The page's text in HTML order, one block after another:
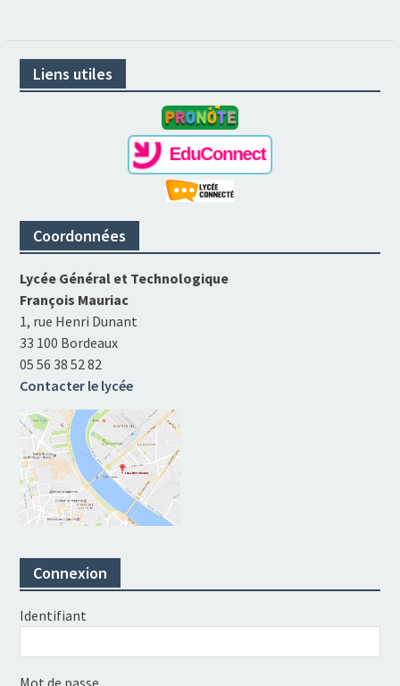
Liens utiles
Coordonnées
Lycée Général et Technologique
François Mauriac
1, rue Henri Dunant
33 100 Bordeaux
05 56 38 52 82
Contacter le lycée
Connexion
Identifiant
Mot de passe